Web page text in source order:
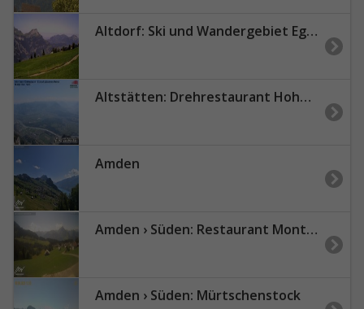
Altdorf: Ski und Wandergebiet Eggbergen, Uri (1450müM)
Altstätten: Drehrestaurant Hoher Kasten - Rheintal
Amden
Amden › Süden: Restaurant Monte Mio - Arvenbüel - Skigebiet Arvenbüel Amden - Leistchamm - Mürtschenstock
Amden › Süden: Mürtschenstock